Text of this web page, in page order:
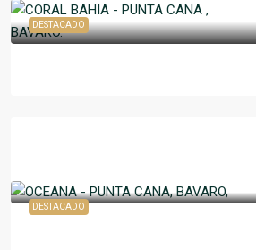
DESTACADO
DESTACADO